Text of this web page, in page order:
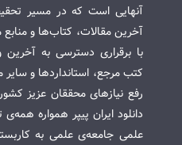
آنهایی است که در مسیر
آخرین مقالات، کتاب‌ها و
با برقراری دسترسی به آخرین
کتب مرجع، استانداردها و
رفع نیازهای محققان عزیز
دانلود ایران پیپر همواره
علمی جامعه‌ی علمی به